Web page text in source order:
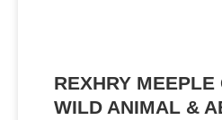
REXHRY MEEPLE
WILD ANIMAL &